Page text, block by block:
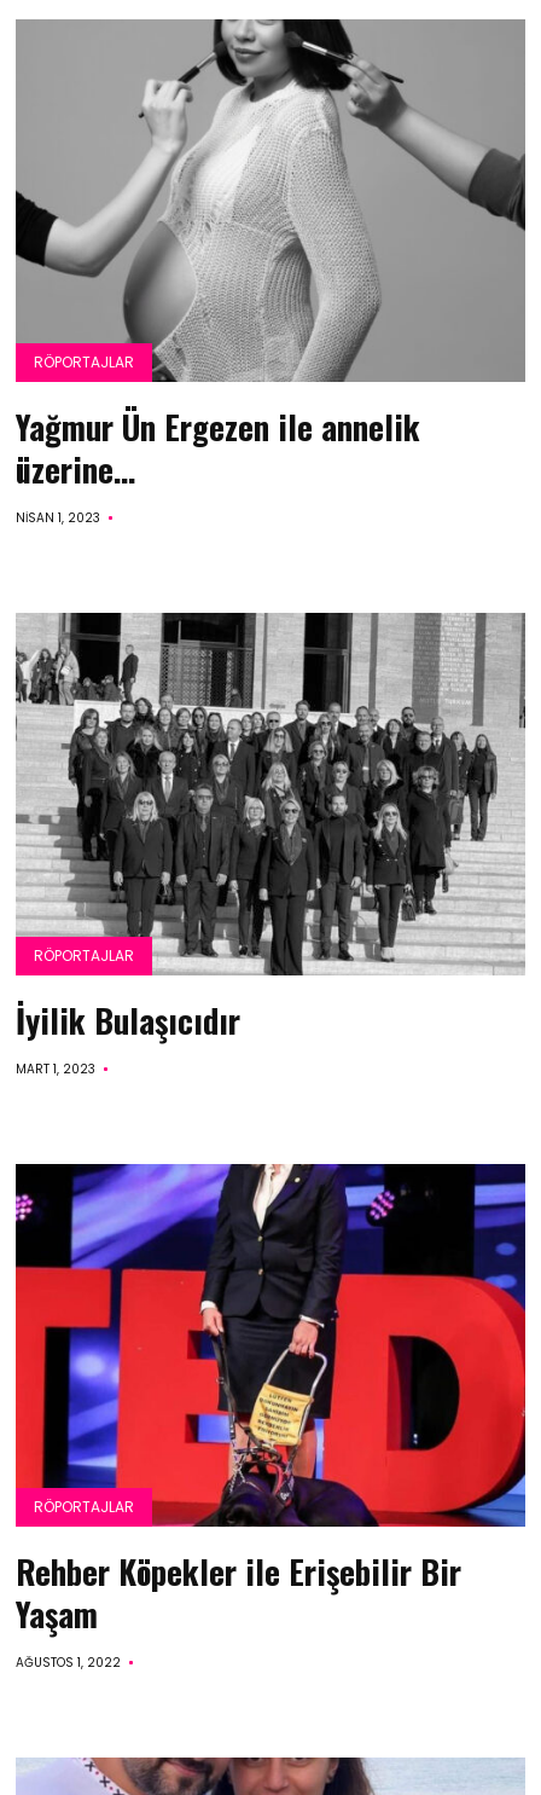
RÖPORTAJLAR
Yağmur Ün Ergezen ile annelik
üzerine…
NISAN 1, 2023
RÖPORTAJLAR
İyilik Bulaşıcıdır
MART 1, 2023
RÖPORTAJLAR
Rehber Köpekler ile Erişebilir Bir
Yaşam
AĞUSTOS 1, 2022